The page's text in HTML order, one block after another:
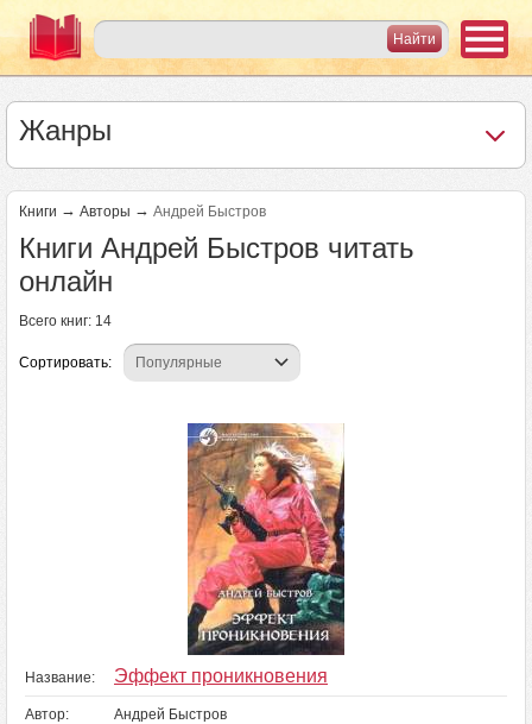
Жанры
Книги → Авторы → Андрей Быстров
Книги Андрей Быстров читать
онлайн
Всего книг: 14
Сортировать:
Название: Эффект проникновения
Автор: Андрей Быстров